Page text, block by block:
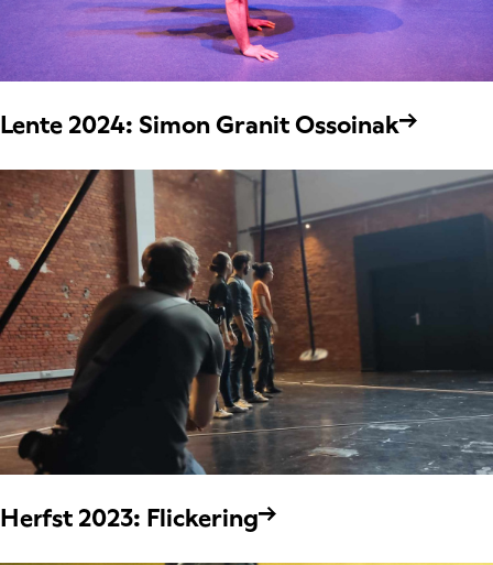
Lente 2024: Simon Granit Ossoinak
Herfst 2023: Flickering